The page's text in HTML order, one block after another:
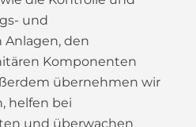
und
den
Komponenten
übernehmen wir
helfen bei
und überwachen